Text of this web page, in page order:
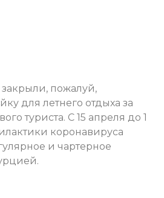
пожалуй,
для летнего отдыха за
туриста. С 15 апреля до 1
коронавируса
и чартерное